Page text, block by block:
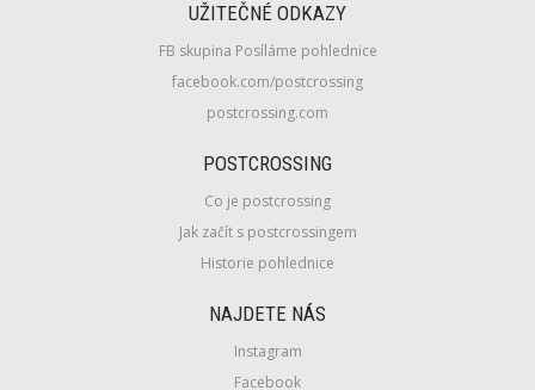
UŽITEČNÉ ODKAZY
FB skupina Posíláme pohlednice
facebook.com/postcrossing
postcrossing.com
POSTCROSSING
Co je postcrossing
Jak začít s postcrossingem
Historie pohlednice
NAJDETE NÁS
Instagram
Facebook